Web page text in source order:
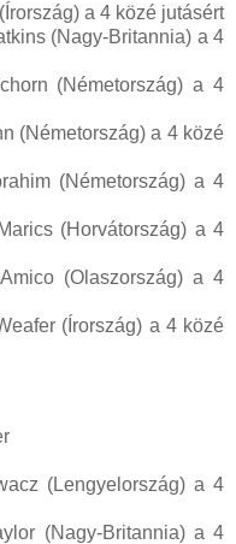
a 4 közé jutásért
(Nagy-Britannia) a 4
(Németország) a 4
(Németország) a 4 közé
(Németország) a 4
(Horvátország) a 4
(Olaszország) a 4
(Írország) a 4 közé
(Lengyelország) a 4
(Nagy-Britannia) a 4